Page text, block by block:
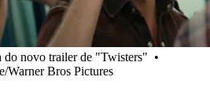
do novo trailer de "Twisters" •
Warner Bros Pictures